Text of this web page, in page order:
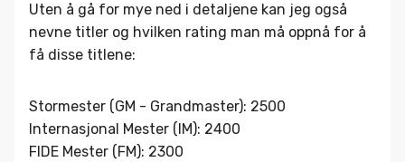
Uten å gå for mye ned i detaljene kan jeg også
nevne titler og hvilken rating man må oppnå for å
få disse titlene:
Stormester (GM - Grandmaster): 2500
Internasjonal Mester (IM): 2400
FIDE Mester (FM): 2300